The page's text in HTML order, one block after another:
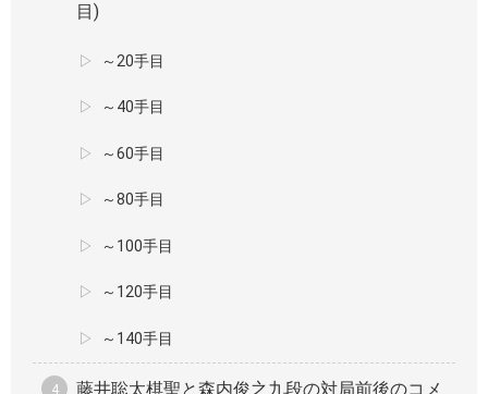
目)
～20手目
～40手目
～60手目
～80手目
～100手目
～120手目
～140手目
藤井聡太棋聖と森内俊之九段の対局前後のコメ